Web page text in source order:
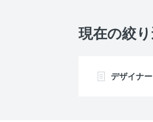
現在の絞
デザイナ